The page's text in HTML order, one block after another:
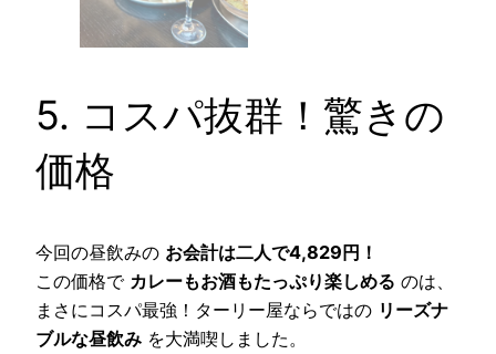
5. コスパ抜群！驚きの
価格
今回の昼飲みの お会計は二人で4,829円！
この価格で カレーもお酒もたっぷり楽しめる のは、
まさにコスパ最強！ターリー屋ならではの リーズナ
ブルな昼飲み を大満喫しました。